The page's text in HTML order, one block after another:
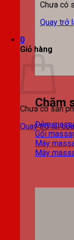
Chưa có
Quay trở
0
Giỏ hàng
Chưa có sản
Quay trở lại
Chăm
Đệm
Gối
Máy
Máy